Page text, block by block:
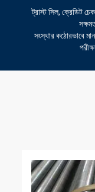
ট্রাস্ট সিল, ক্রেডিট
সংস্থার কঠোরভাবে